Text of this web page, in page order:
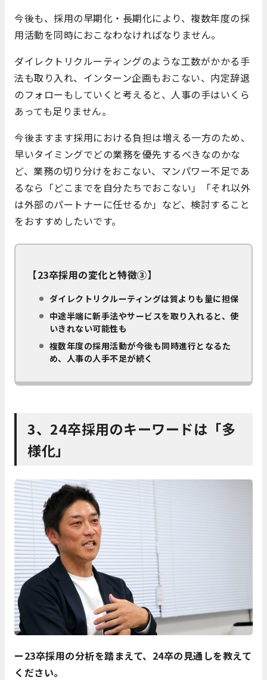
今後も、採用の早期化・長期化により、複数年度の採
用活動を同時におこなわなければなりません。
ダイレクトリクルーティングのような工数がかかる手
法も取り入れ、インターン企画もおこない、内定辞退
のフォローもしていくと考えると、人事の手はいくら
あっても足りません。
今後ますます採用における負担は増える一方のため、
早いタイミングでどの業務を優先するべきなのかな
ど、業務の切り分けをおこない、マンパワー不足であ
るなら「どこまでを自分たちでおこない」「それ以外
は外部のパートナーに任せるか」など、検討すること
をおすすめしたいです。
【23卒採用の変化と特徴③】
ダイレクトリクルーティングは質よりも量に担保
中途半端に新手法やサービスを取り入れると、使
いきれない可能性も
複数年度の採用活動が今後も同時進行となるた
め、人事の人手不足が続く
3、24卒採用のキーワードは「多
様化」
ー23卒採用の分析を踏まえて、24卒の見通しを教えて
ください。